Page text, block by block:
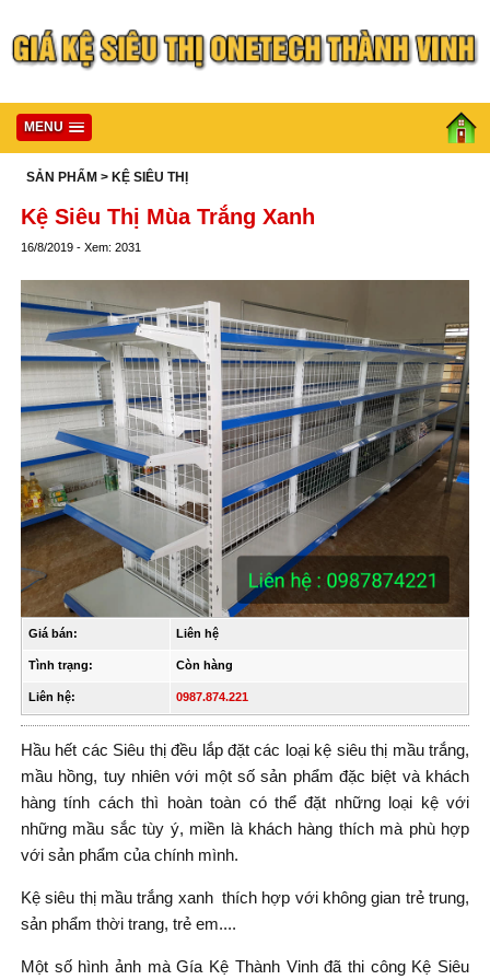
MENU
SẢN PHẨM > KỆ SIÊU THỊ
Kệ Siêu Thị Mùa Trắng Xanh
16/8/2019 - Xem: 2031
Giá bán: Liên hệ
Tình trạng: Còn hàng
Liên hệ: 0987.874.221
Hầu hết các Siêu thị đều lắp đặt các loại kệ siêu thị mầu trắng,
mầu hồng, tuy nhiên với một số sản phẩm đặc biệt và khách
hàng tính cách thì hoàn toàn có thể đặt những loại kệ với
những mầu sắc tùy ý, miền là khách hàng thích mà phù hợp
với sản phẩm của chính mình.
Kệ siêu thị mầu trắng xanh thích hợp với không gian trẻ trung,
sản phẩm thời trang, trẻ em....
Một số hình ảnh mà Gía Kệ Thành Vinh đã thi công Kệ Siêu